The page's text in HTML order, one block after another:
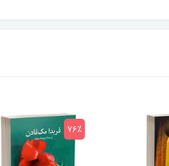
76٪